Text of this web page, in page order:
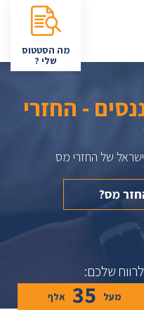
מה הסטטוס
שלי ?
- החזרי
של החזרי מס
מס?
לרווח שלכם:
מעל 35 אלף